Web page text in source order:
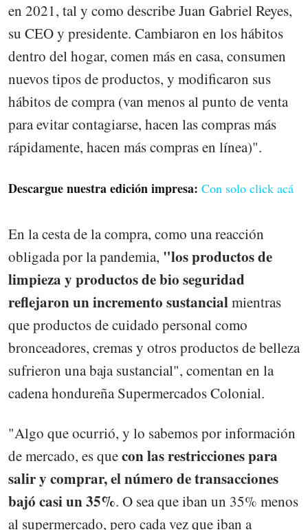
en 2021, tal y como describe Juan Gabriel Reyes,
su CEO y presidente. Cambiaron en los hábitos
dentro del hogar, comen más en casa, consumen
nuevos tipos de productos, y modificaron sus
hábitos de compra (van menos al punto de venta
para evitar contagiarse, hacen las compras más
rápidamente, hacen más compras en línea)".
Descargue nuestra edición impresa: Con solo click acá
En la cesta de la compra, como una reacción
obligada por la pandemia, "los productos de
limpieza y productos de bio seguridad
reflejaron un incremento sustancialmientras
que productos de cuidado personal como
bronceadores, cremas y otros productos de belleza
sufrieron una baja sustancial", comentan en la
cadena hondureña Supermercados Colonial.
"Algo que ocurrió, y lo sabemos por información
de mercado, es quecon las restricciones para
salir y comprar, el número de transacciones
bajó casi un 35%. O sea que iban un 35% menos
al supermercado, pero cada vez que iban a